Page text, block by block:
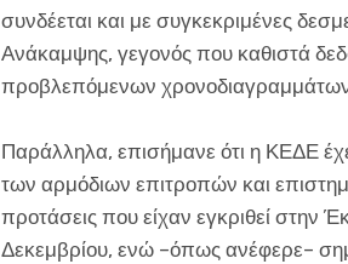
συνδέεται και με συγκεκριμένες
Ανάκαμψης, γεγονός που καθιστά
προβλεπόμενων
Παράλληλα, επισήμανε ότι η ΚΕΔΕ
των αρμόδιων επιτροπών και
προτάσεις που είχαν εγκριθεί στην
Δεκεμβρίου, ενώ –όπως ανέφερε–